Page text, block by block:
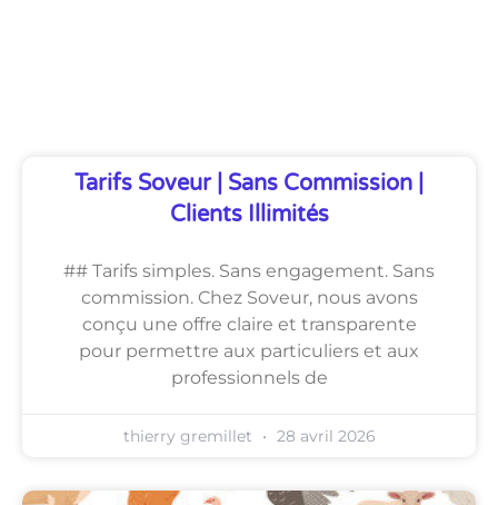
Tarifs Soveur | Sans Commission |
Clients Illimités
## Tarifs simples. Sans engagement. Sans
commission. Chez Soveur, nous avons
conçu une offre claire et transparente
pour permettre aux particuliers et aux
professionnels de
thierry gremillet 28 avril 2026